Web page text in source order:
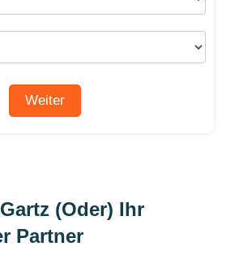
(Oder) Ihr
Partner